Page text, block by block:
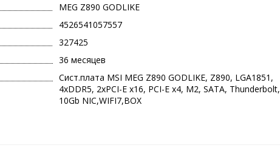
MEG Z890 GODLIKE
4526541057557
327425
36 месяцев
Сист.плата MSI MEG Z890 GODLIKE, Z890, LGA1851,
4xDDR5, 2xPCI-E x16, PCI-E x4, M2, SATA, Thunderbolt,
10Gb NIC,WIFI7,BOX